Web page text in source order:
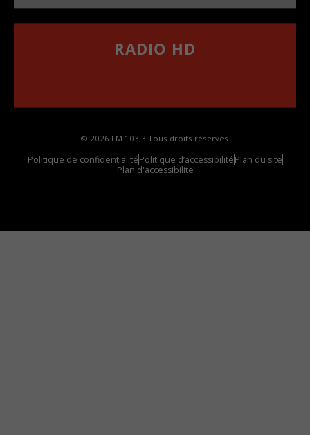
RADIO HD
© 2026 FM 103,3 Tous droits réservés.
Politique de confidentialitéPolitique d’accessibilitéPlan du site
Plan d'accessibilite